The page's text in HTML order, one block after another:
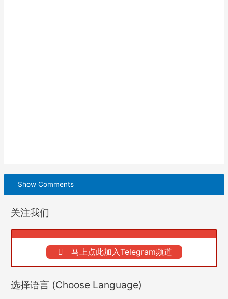
Show Comments
关注我们
马上点此加入Telegram频道
选择语言 (Choose Language)